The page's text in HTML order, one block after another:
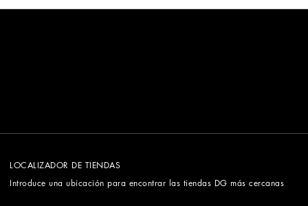
LOCALIZADOR DE TIENDAS
Introduce una ubicación para encontrar las tiendas DG más cercanas